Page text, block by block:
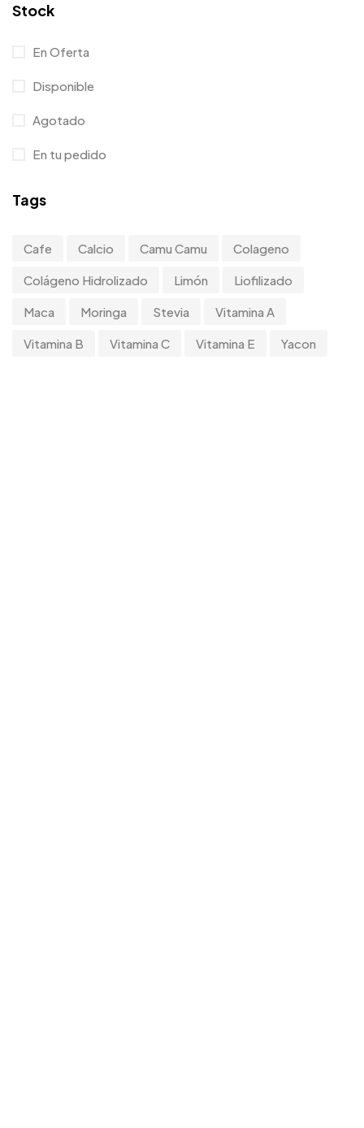
Stock
En Oferta
Disponible
Agotado
En tu pedido
Tags
Cafe Calcio Camu Camu Colageno
Colágeno Hidrolizado Limón Liofilizado
Maca Moringa Stevia Vitamina A
Vitamina B Vitamina C Vitamina E Yacon